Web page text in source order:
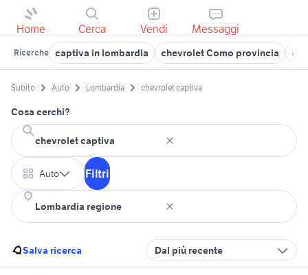
Home Cerca Vendi Messaggi
Ricerche captiva in lombardia chevrolet Como provincia
Subito Auto Lombardia chevrolet captiva
Cosa cerchi?
Auto Filtri
Salva ricerca Dal più recente